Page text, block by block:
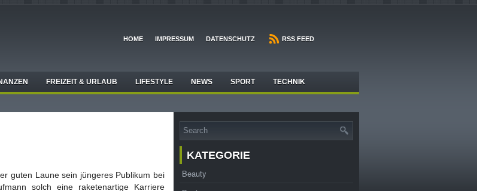
HOME IMPRESSUM DATENSCHUTZ RSS FEED
FREIZEIT & URLAUB LIFESTYLE NEWS SPORT TECHNIK
guten Laune sein jüngeres Publikum bei
solch eine raketenartige Karriere
KATEGORIE
Beauty